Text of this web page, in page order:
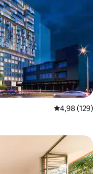
Évaluation
4,98 (129)
appréciés